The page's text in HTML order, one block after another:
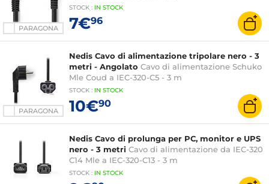
PARAGONA
STOCK : IN STOCK
7€96
PARAGONA
Nedis Cavo di alimentazione tripolare nero - 3
metri - Angolato Cavo di alimentazione Schuko
Mle Coud a IEC-320-C5 - 3 m
STOCK : IN STOCK
10€90
Nedis Cavo di prolunga per PC, monitor e UPS
nero - 3 metri Cavo di alimentazione da IEC-320
C14 Mle a IEC-320-C13 - 3 m
STOCK : IN STOCK